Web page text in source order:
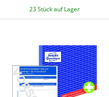
23 Stück auf Lager